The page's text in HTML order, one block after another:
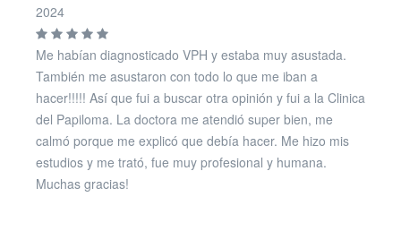
2024
Me habían diagnosticado VPH y estaba muy asustada.
También me asustaron con todo lo que me iban a
hacer!!!!! Así que fui a buscar otra opinión y fui a la Clinica
del Papiloma. La doctora me atendió super bien, me
calmó porque me explicó que debía hacer. Me hizo mis
estudios y me trató, fue muy profesional y humana.
Muchas gracias!